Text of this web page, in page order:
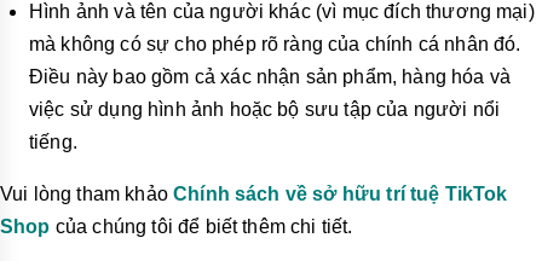
Hình ảnh và tên của người khác (vì mục đích thương mại)
mà không có sự cho phép rõ ràng của chính cá nhân đó.
Điều này bao gồm cả xác nhận sản phẩm, hàng hóa và
việc sử dụng hình ảnh hoặc bộ sưu tập của người nổi
tiếng.
Vui lòng tham khảoChính sách về sở hữu trí tuệ TikTok
Shop của chúng tôi để biết thêm chi tiết.